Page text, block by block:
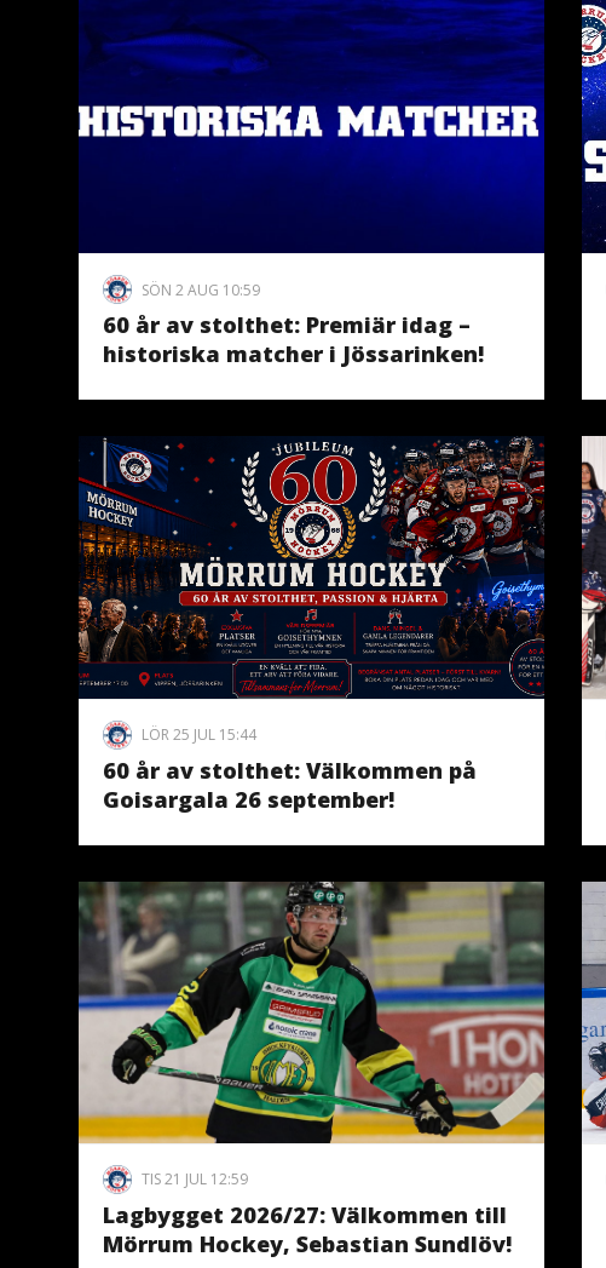
SÖN 2 AUG 10:59
60 år av stolthet: Premiär idag –
historiska matcher i Jössarinken!
LÖR 25 JUL 15:44
60 år av stolthet: Välkommen på
Goisargala 26 september!
TIS 21 JUL 12:59
Lagbygget 2026/27: Välkommen till
Mörrum Hockey, Sebastian Sundlöv!